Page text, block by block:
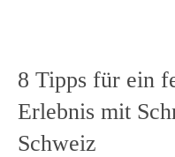
8 Tipps für ein
Erlebnis mit
Schweiz